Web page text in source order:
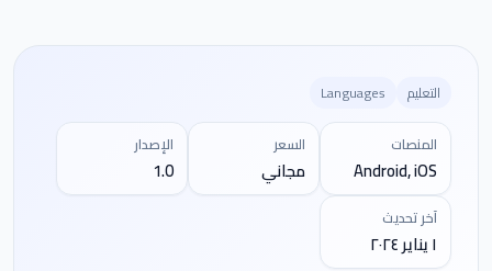
التعليم Languages
المنصات
Android, iOS
السعر
مجاني
الإصدار
1.0
آخر تحديث
١ يناير ٢٠٢٤